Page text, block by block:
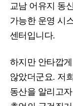
교남 어유지 동
가능한 운영 시
센터입니다.
하지만 안타깝
않았더군요. 저
동산을 알리고